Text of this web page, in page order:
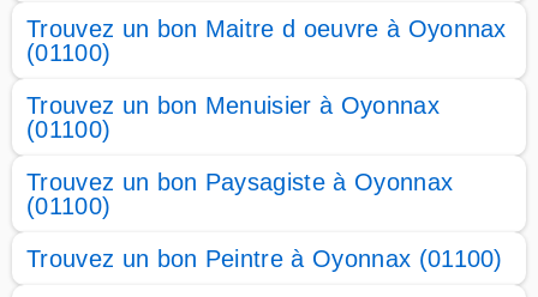
Trouvez un bon Maitre d oeuvre à Oyonnax
(01100)
Trouvez un bon Menuisier à Oyonnax
(01100)
Trouvez un bon Paysagiste à Oyonnax
(01100)
Trouvez un bon Peintre à Oyonnax (01100)